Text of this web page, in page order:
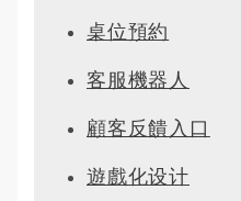
桌位預約
客服機器人
顧客反饋入口
遊戲化设计